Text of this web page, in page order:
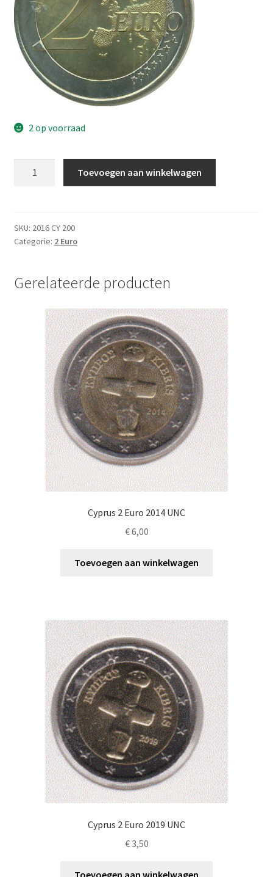
2 op voorraad
UNC
aantal
Toevoegen aan winkelwagen
SKU: 2016 CY 200
Categorie: 2 Euro
Gerelateerde producten
Cyprus 2 Euro 2014 UNC
€6,00
Toevoegen aan winkelwagen
Cyprus 2 Euro 2019 UNC
€3,50
Toevoegen aan winkelwagen